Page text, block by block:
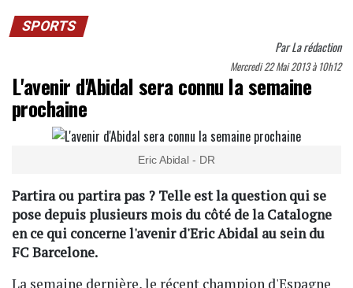
SPORTS
ParLa rédaction
Mercredi 22 Mai 2013 à 10h12
L'avenir d'Abidal sera connu la semaine
prochaine
Eric Abidal - DR
Partira ou partira pas ? Telle est la question qui se
pose depuis plusieurs mois du côté de la Catalogne
en ce qui concerne l'avenir d'Eric Abidal au sein du
FC Barcelone.
La semaine dernière, le récent champion d'Espagne